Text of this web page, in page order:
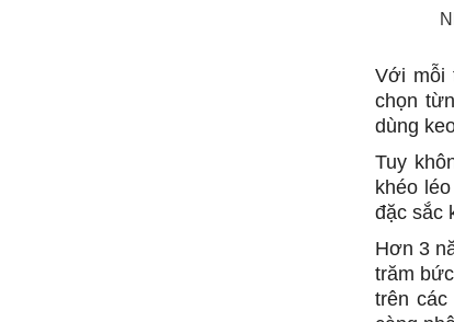
Với mỗi
chọn
dùng
Tuy
khéo
đặc sắc
Hơn 3
trăm
trên các